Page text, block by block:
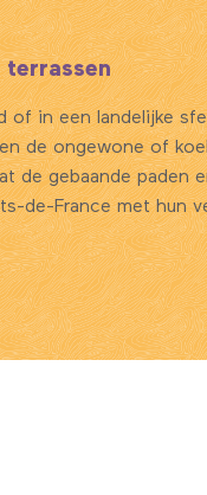
terrassen
of in een landelijke
de ongewone of
de gebaande paden
de-France met hun
de Hauts de